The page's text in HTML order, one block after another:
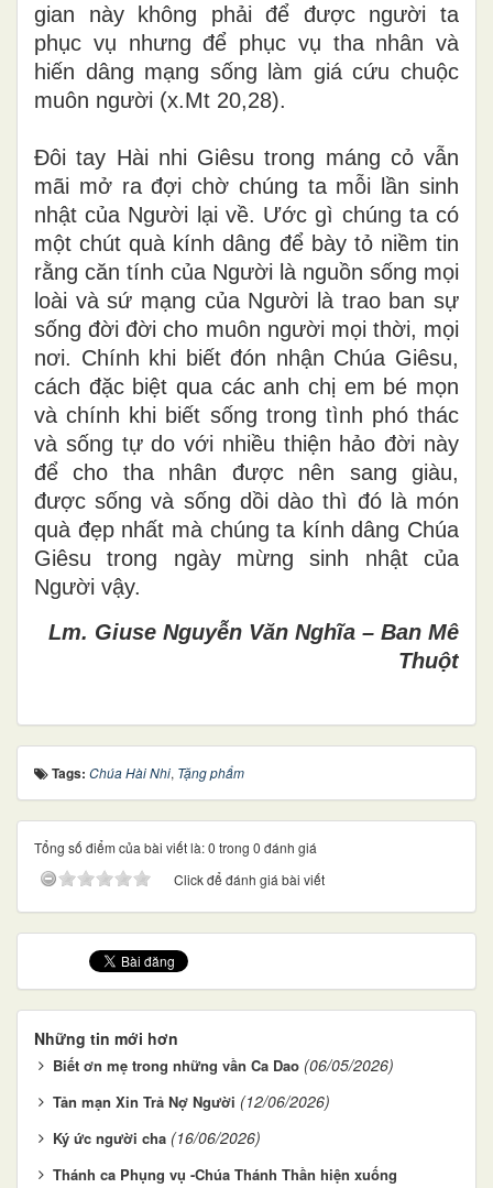
gian này không phải để được người ta
phục vụ nhưng để phục vụ tha nhân và
hiến dâng mạng sống làm giá cứu chuộc
muôn người (x.Mt 20,28).
Đôi tay Hài nhi Giêsu trong máng cỏ vẫn
mãi mở ra đợi chờ chúng ta mỗi lần sinh
nhật của Người lại về. Ước gì chúng ta có
một chút quà kính dâng để bày tỏ niềm tin
rằng căn tính của Người là nguồn sống mọi
loài và sứ mạng của Người là trao ban sự
sống đời đời cho muôn người mọi thời, mọi
nơi. Chính khi biết đón nhận Chúa Giêsu,
cách đặc biệt qua các anh chị em bé mọn
và chính khi biết sống trong tình phó thác
và sống tự do với nhiều thiện hảo đời này
để cho tha nhân được nên sang giàu,
được sống và sống dồi dào thì đó là món
quà đẹp nhất mà chúng ta kính dâng Chúa
Giêsu trong ngày mừng sinh nhật của
Người vậy.
Lm. Giuse Nguyễn Văn Nghĩa – Ban Mê
Thuột
Tags: Chúa Hài Nhi, Tặng phẩm
Tổng số điểm của bài viết là: 0 trong 0 đánh giá
Click để đánh giá bài viết
Những tin mới hơn
Biết ơn mẹ trong những vần Ca Dao (06/05/2026)
Tản mạn Xin Trả Nợ Người (12/06/2026)
Ký ức người cha (16/06/2026)
Thánh ca Phụng vụ -Chúa Thánh Thần hiện xuống